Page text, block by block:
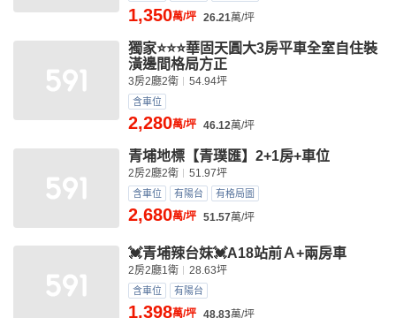
1,350萬/坪 26.21萬/坪
獨家⭐⭐⭐華固天圓大3房平車全室自住裝
潢邊間格局方正
3房2廳2衛 54.94坪
含車位
2,280萬/坪 46.12萬/坪
青埔地標【青璞匯】2+1房+車位
2房2廳2衛 51.97坪
含車位 有陽台 有格局圖
2,680萬/坪 51.57萬/坪
💓青埔辣台妹💓A18站前Ａ+兩房車
2房2廳1衛 28.63坪
含車位 有陽台
1,398萬/坪 48.83萬/坪